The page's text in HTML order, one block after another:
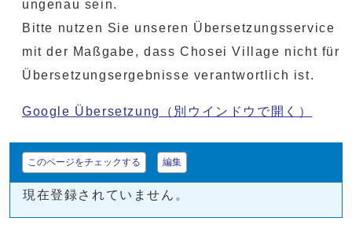
ungenau sein.
Bitte nutzen Sie unseren Übersetzungsservice
mit der Maßgabe, dass Chosei Village nicht für
Übersetzungsergebnisse verantwortlich ist.
Google Übersetzung （別ウインドウで開く）
このページをチェックする 編集
現在登録されていません。